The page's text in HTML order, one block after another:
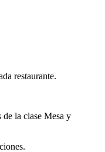
restaurante.
de la clase Mesa y